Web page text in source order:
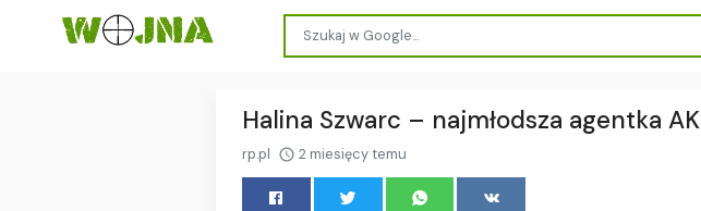
Halina Szwarc – najmłodsza agentka AK
rp.pl 2 miesięcy temu